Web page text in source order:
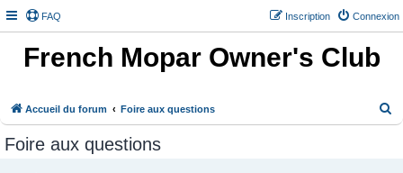
FAQ Connexion
Inscription
French Mopar Owner's Club
Accueil du forum Foire aux questions
Foire aux questions